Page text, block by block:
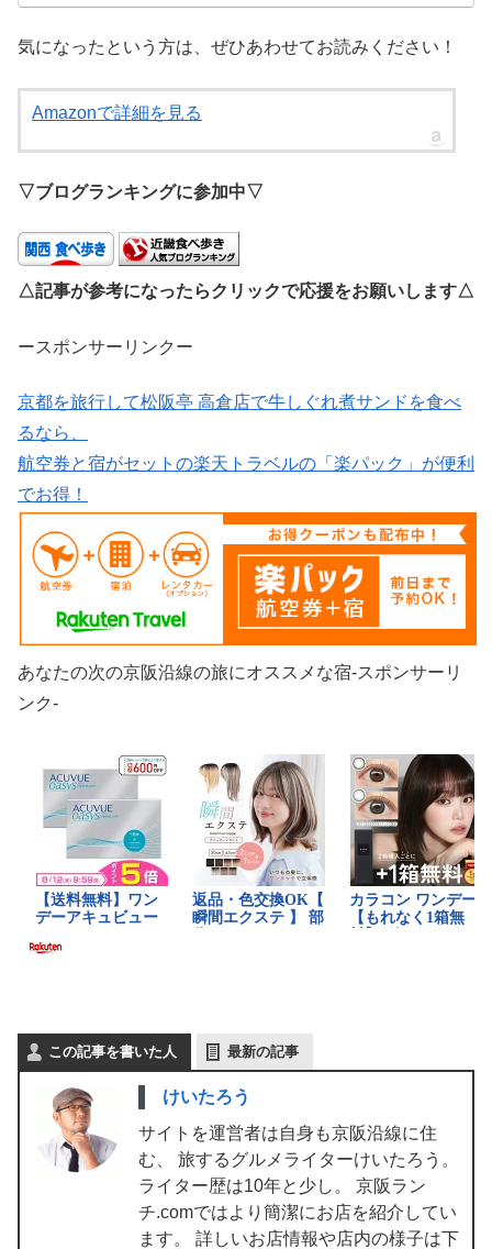
気になったという方は、ぜひあわせてお読みください！
Amazonで詳細を見る
▽ブログランキングに参加中▽
△記事が参考になったらクリックで応援をお願いします△
ースポンサーリンクー
京都を旅行して松阪亭 高倉店で牛しぐれ煮サンドを食べ
るなら、
航空券と宿がセットの楽天トラベルの「楽パック」が便利
でお得！
あなたの次の京阪沿線の旅にオススメな宿-スポンサーリ
ンク-
この記事を書いた人 最新の記事
けいたろう
サイトを運営者は自身も京阪沿線に住
む、 旅するグルメライターけいたろう。
ライター歴は10年と少し。 京阪ラン
チ.comではより簡潔にお店を紹介してい
ます。 詳しいお店情報や店内の様子は下